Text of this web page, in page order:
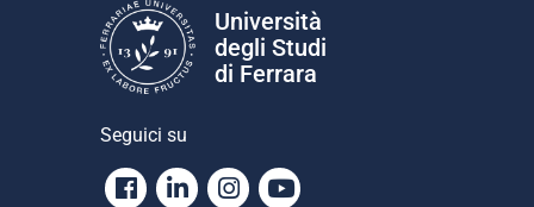
Università
degli Studi
di Ferrara
Seguici su
Facebook
LinkedinInstagram
Youtube